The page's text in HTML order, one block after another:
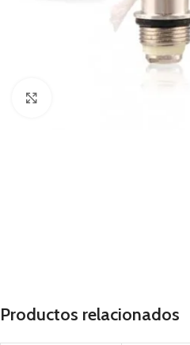
Productos relacionados